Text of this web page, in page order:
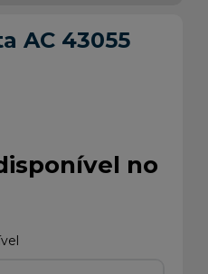
AC 43055
no